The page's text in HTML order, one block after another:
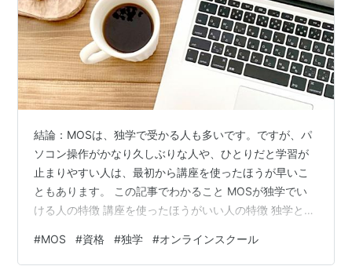
結論：MOSは、独学で受かる人も多いです。ですが、パ
ソコン操作がかなり久しぶりな人や、ひとりだと学習が
止まりやすい人は、最初から講座を使ったほうが早いこ
ともあります。 この記事でわかること MOSが独学でい
ける人の特徴 講座を使ったほうがいい人の特徴 独学と講
でいける人も多いです MOS公式では、学習方法として
「対策教材を購入して独学」と「学校やパソコンスクー
#MOS #資格 #独学 #オンラインスクール